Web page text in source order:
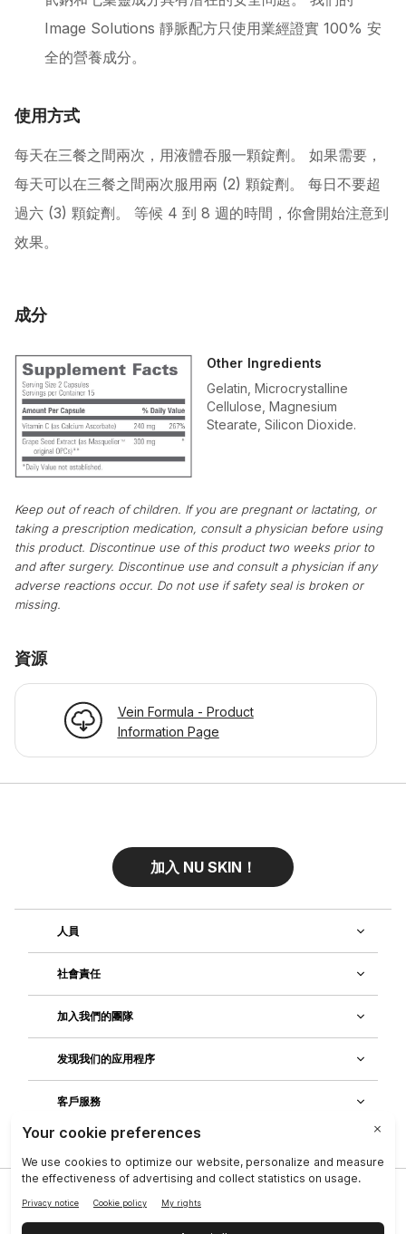
Image Solutions 靜脈配方只使用業經證實 100% 安
全的營養成分。
使用方式
每天在三餐之間兩次，用液體吞服一顆錠劑。 如果需要，
每天可以在三餐之間兩次服用兩 (2) 顆錠劑。 每日不要超
過六 (3) 顆錠劑。 等候 4 到 8 週的時間，你會開始注意到
效果。
成分
Other Ingredients
Gelatin, Microcrystalline
Cellulose, Magnesium
Stearate, Silicon Dioxide.
Keep out of reach of children. If you are pregnant or lactating, or
taking a prescription medication, consult a physician before using
this product. Discontinue use of this product two weeks prior to
and after surgery. Discontinue use and consult a physician if any
adverse reactions occur. Do not use if safety seal is broken or
missing.
資源
Vein Formula - Product
Information Page
加入 NU SKIN！
人員
社會責任
加入我們的團隊
发现我们的应用程序
客戶服務